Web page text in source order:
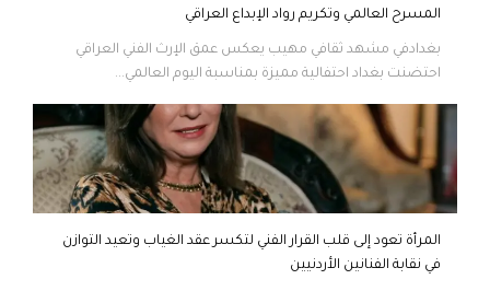
المسرح العالمي وتكريم رواد الإبداع العراقي
بغدادفي مشهد ثقافي مهيب يعكس عمق الإرث الفني العراقي
احتضنت بغداد احتفالية مميزة بمناسبة اليوم العالمي...
المرأة تعود إلى قلب القرار الفني لتكسر عقد الغياب وتعيد التوازن
في نقابة الفنانين الأردنيين